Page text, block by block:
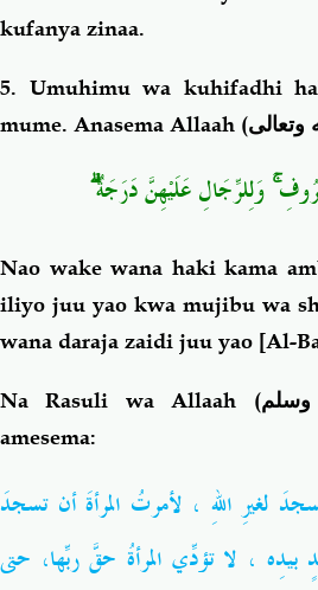
kufanya zinaa.
5. Umuhimu wa kuhifadhi
mume. Anasema Allaah (وتعالى
وَلِلرِّجَالِ عَلَيْهِنَّ دَرَجَةٌ
Nao wake wana haki kama
iliyo juu yao kwa mujibu wa
wana daraja zaidi juu yao [Al-
Na Rasuli wa Allaah (وسلم
amesema:
لغيرِ اللهِ ، لأمرتُ المرأةَ أن تسجدَ
، لا تؤدِّي المرأةُ حقَّ ربِّها، حتى